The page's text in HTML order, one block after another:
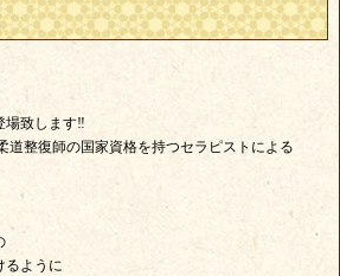
場致します‼
道整復師の国家資格を持つセラピストによる
るように